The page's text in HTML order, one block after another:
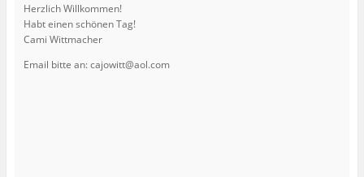
Herzlich Willkommen!
Habt einen schönen Tag!
Cami Wittmacher
Email bitte an: cajowitt@aol.com